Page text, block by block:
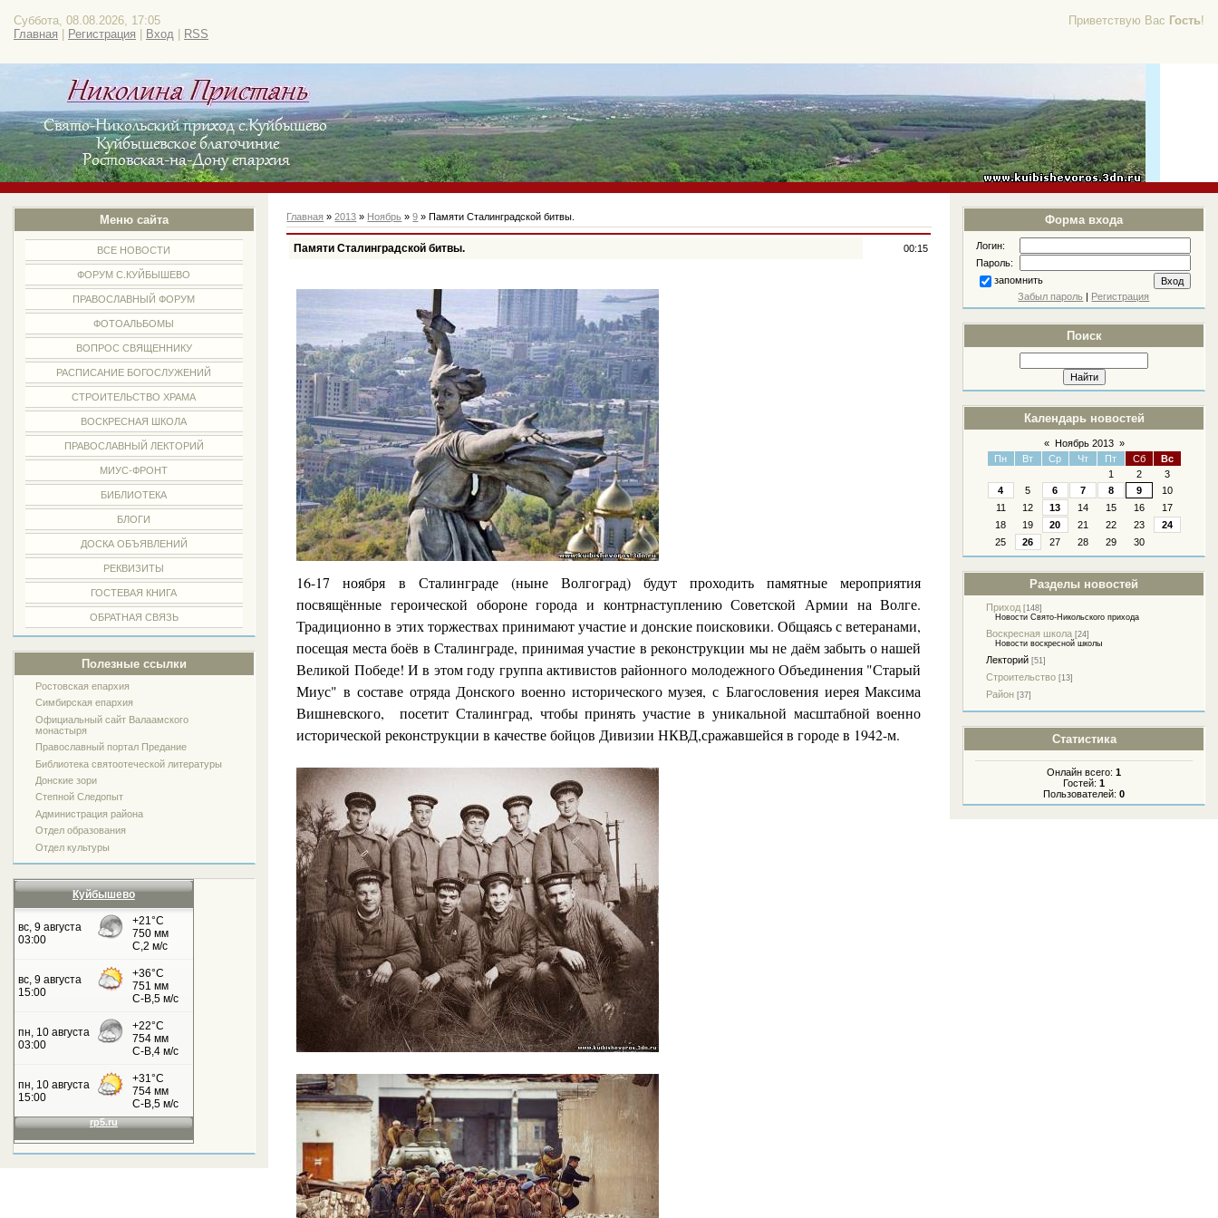
Приветствую Вас Гость!
Суббота, 08.08.2026, 17:05
Главная
Регистрация Вход RSS
Меню сайта
ВСЕ НОВОСТИ
ФОРУМ С.КУЙБЫШЕВО
ПРАВОСЛАВНЫЙ ФОРУМ
ФОТОАЛЬБОМЫ
ВОПРОС СВЯЩЕННИКУ
РАСПИСАНИЕ БОГОСЛУЖЕНИЙ
СТРОИТЕЛЬСТВО ХРАМА
ВОСКРЕСНАЯ ШКОЛА
ПРАВОСЛАВНЫЙ ЛЕКТОРИЙ
МИУС-ФРОНТ
БИБЛИОТЕКА
БЛОГИ
ДОСКА ОБЪЯВЛЕНИЙ
РЕКВИЗИТЫ
ГОСТЕВАЯ КНИГА
ОБРАТНАЯ СВЯЗЬ
Полезные ссылки
Ростовская епархия
Симбирская епархия
Официальный сайт Валаамского
монастыря
Православный портал Предание
Библиотека святоотеческой литературы
Донские зори
Степной Следопыт
Администрация района
Отдел образования
Отдел культуры
Куйбышево
Форма входа
Логин:
Пароль:
запомнить
Забыл пароль | Регистрация
Поиск
Календарь новостей
« Ноябрь 2013 »
Пн
Вт Ср Чт Пт Сб
Вс
1
2
3
4
5 6 7 8 9
10
11
12 13 14 15 16
17
18
19 20 21 22 23
24
25
26 27 28 29 30
Разделы новостей
Приход [148]
Новости Свято-Никольского прихода
Воскресная школа [24]
Новости воскресной школы
Лекторий [51]
Строительство [13]
Район [37]
Статистика
Онлайн всего:1
Гостей:1
Пользователей:0
Главная »2013 » Ноябрь » 9 » Памяти Сталинградской битвы.
Памяти Сталинградской битвы. 00:15
16-17 ноября в Сталинграде (ныне Волгоград) будут проходить памятные мероприятия
посвящённые героической обороне города и контрнаступлению Советской Армии на Волге.
Традиционно в этих торжествах принимают участие и донские поисковики. Общаясь с ветеранами,
посещая места боёв в Сталинграде, принимая участие в реконструкции мы не даём забыть о нашей
Великой Победе! И в этом году группа активистов районного молодежного Объединения "Старый
Миус" в составе отряда Донского военно исторического музея, с Благословения иерея Максима
Вишневского, посетит Сталинград, чтобы принять участие в уникальной масштабной военно
исторической реконструкции в качестве бойцов Дивизии НКВД,сражавшейся в городе в 1942-м.